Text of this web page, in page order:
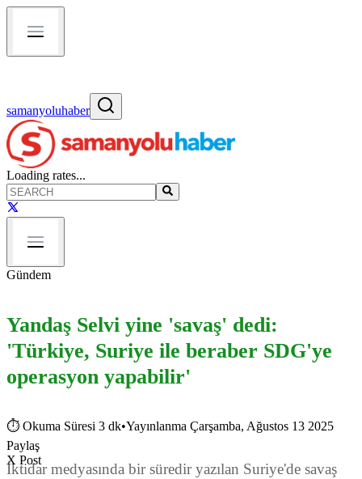
samanyoluhaber
Loading rates...
Gündem
Yandaş Selvi yine 'savaş' dedi:
'Türkiye, Suriye ile beraber SDG'ye
operasyon yapabilir'
⏱ Okuma Süresi 3 dk•Yayınlanma Çarşamba, Ağustos 13 2025
Paylaş
X Post
İktidar medyasında bir süredir yazılan Suriye'de savaş